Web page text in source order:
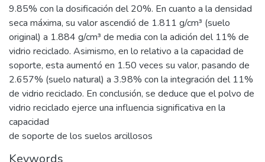
9.85% con la dosificación del 20%. En cuanto a la densidad
seca máxima, su valor ascendió de 1.811 g/cm³ (suelo
original) a 1.884 g/cm³ de media con la adición del 11% de
vidrio reciclado. Asimismo, en lo relativo a la capacidad de
soporte, esta aumentó en 1.50 veces su valor, pasando de
2.657% (suelo natural) a 3.98% con la integración del 11%
de vidrio reciclado. En conclusión, se deduce que el polvo de
vidrio reciclado ejerce una influencia significativa en la
capacidad
de soporte de los suelos arcillosos